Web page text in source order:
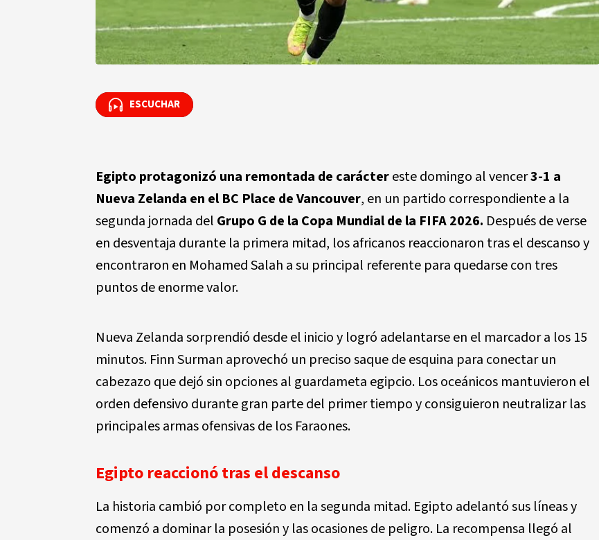
ESCUCHAR
ESCUCHAR
Egipto protagonizó una remontada de caráctereste domingo al vencer3-1 a
Nueva Zelanda en el BC Place de Vancouver, en un partido correspondiente a la
segunda jornada del Grupo G de la Copa Mundial de la FIFA 2026. Después de verse
en desventaja durante la primera mitad, los africanos reaccionaron tras el descanso y
encontraron en Mohamed Salah a su principal referente para quedarse con tres
puntos de enorme valor.
Nueva Zelanda sorprendió desde el inicio y logró adelantarse en el marcador a los 15
minutos. Finn Surman aprovechó un preciso saque de esquina para conectar un
cabezazo que dejó sin opciones al guardameta egipcio. Los oceánicos mantuvieron el
orden defensivo durante gran parte del primer tiempo y consiguieron neutralizar las
principales armas ofensivas de los Faraones.
Egipto reaccionó tras el descanso
La historia cambió por completo en la segunda mitad. Egipto adelantó sus líneas y
comenzó a dominar la posesión y las ocasiones de peligro. La recompensa llegó al